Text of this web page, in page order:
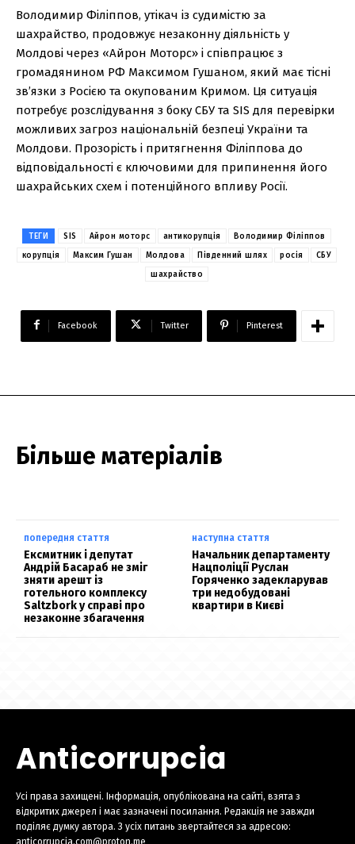
Володимир Філіппов, утікач із судимістю за
шахрайство, продовжує незаконну діяльність у
Молдові через «Айрон Моторс» і співпрацює з
громадянином РФ Максимом Гушаном, який має тісні
зв’язки з Росією та окупованим Кримом. Ця ситуація
потребує розслідування з боку СБУ та SIS для перевірки
можливих загроз національній безпеці України та
Молдови. Прозорість і притягнення Філіппова до
відповідальності є ключовими для припинення його
шахрайських схем і потенційного впливу Росії.
ТЕГИ SIS Айрон моторс антикорупція
Володимир Філіппов
корупція
Максим Гушан Молдова Південний шлях росія
СБУ
шахрайство
Facebook Twitter Pinterest
Більше матеріалів
попередня стаття
Ексмитник і депутат
Андрій Басараб не зміг
зняти арешт із
готельного комплексу
Saltzbork у справі про
незаконне збагачення
наступна стаття
Начальник департаменту
Нацполіції Руслан
Горяченко задекларував
три недобудовані
квартири в Києві
Anticorrupcia
Усі права захищені. Інформація, опублікована на сайті, взята з
відкритих джерел і має зазначені посилання. Редакція не завжди
поділяє думку автора. З усіх питань звертайтеся за адресою: